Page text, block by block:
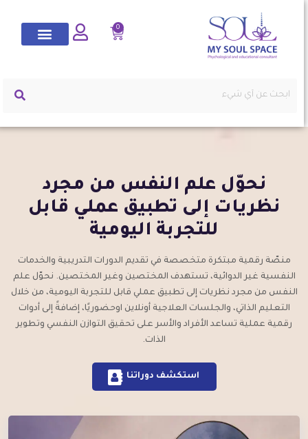
0
نحوّل علم النفس من مجرد
نظريات إلى تطبيق عملي قابل
للتجربة اليومية
منصّة رقمية مبتكرة متخصصة في تقديم الدورات التدريبية والخدمات
النفسية غير الدوائية، تستهدف المختصين وغير المختصين. نحوّل علم
النفس من مجرد نظريات إلى تطبيق عملي قابل للتجربة اليومية، من خلال
التعليم الذاتي، والجلسات العلاجية أونلاين اوحضوريًا، إضافةً إلى أدوات
رقمية عملية تساعد الأفراد والأسر على تحقيق التوازن النفسي وتطوير
الذات.
استكشف دوراتنا